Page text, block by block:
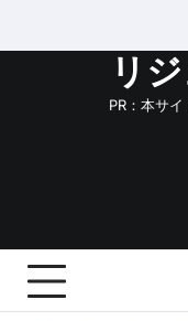
リ
PR：本サ